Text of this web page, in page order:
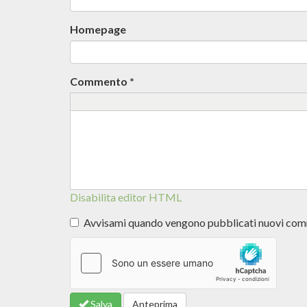
Homepage
Commento *
Disabilita editor HTML
sui formati
Avvisami quando vengono pubblicati nuovi
Salva Anteprima